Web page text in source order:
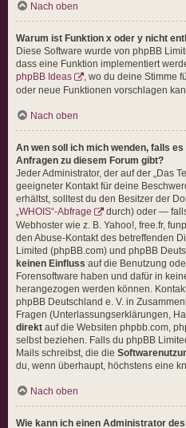
Nach oben
Warum ist Funktion x oder y nicht
Diese Software wurde von phpBB
dass eine Funktion implementiert
phpBB Ideas
, wo du deine Stimme
oder neue Funktionen vorschlagen
Nach oben
An wen soll ich mich wenden, falls
Anfragen zu diesem Forum gibt?
Jeder Administrator, der auf der „Das
geeigneter Kontakt für deine
erhältst, solltest du den Besitzer der
„WHOIS“-Abfrage
durch) oder —
Webhoster wie z. B. Yahoo!, free.fr,
den Abuse-Kontakt des betreffenden
Limited (phpBB.com) und phpBB
keinen Einfluss auf die Benutzung
Forensoftware haben und dafür in
herangezogen werden können.
phpBB Deutschland e. V. in
Fragen (Unterlassungserklärungen,
direkt auf die Websiten phpbb.com,
selbst beziehen. Falls du phpBB
Mails schreibst, die die
du, wenn überhaupt, höchstens eine
Nach oben
Wie kann ich einen Administrator